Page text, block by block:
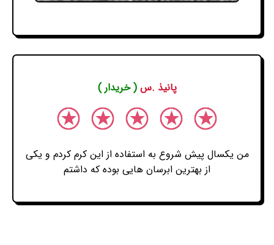
پانیذ .س( خریدار )
من یکسال پیش شروع به استفاده از این کرم کردم و یکی
از بهترین ابرسان هایی بوده که داشتم